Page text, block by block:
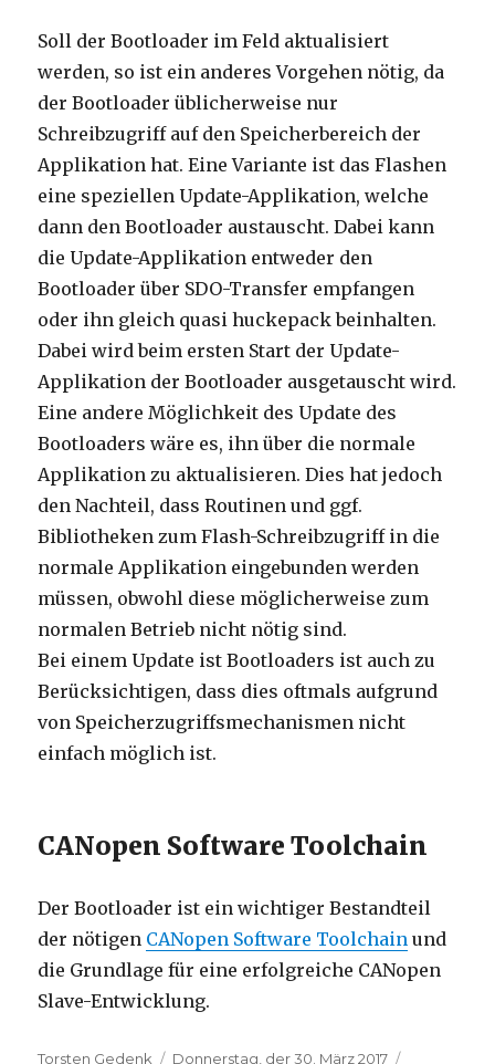
Soll der Bootloader im Feld aktualisiert
werden, so ist ein anderes Vorgehen nötig, da
der Bootloader üblicherweise nur
Schreibzugriff auf den Speicherbereich der
Applikation hat. Eine Variante ist das Flashen
eine speziellen Update-Applikation, welche
dann den Bootloader austauscht. Dabei kann
die Update-Applikation entweder den
Bootloader über SDO-Transfer empfangen
oder ihn gleich quasi huckepack beinhalten.
Dabei wird beim ersten Start der Update-
Applikation der Bootloader ausgetauscht wird.
Eine andere Möglichkeit des Update des
Bootloaders wäre es, ihn über die normale
Applikation zu aktualisieren. Dies hat jedoch
den Nachteil, dass Routinen und ggf.
Bibliotheken zum Flash-Schreibzugriff in die
normale Applikation eingebunden werden
müssen, obwohl diese möglicherweise zum
normalen Betrieb nicht nötig sind.
Bei einem Update ist Bootloaders ist auch zu
Berücksichtigen, dass dies oftmals aufgrund
von Speicherzugriffsmechanismen nicht
einfach möglich ist.
CANopen Software Toolchain
Der Bootloader ist ein wichtiger Bestandteil
der nötigen CANopen Software Toolchain und
die Grundlage für eine erfolgreiche CANopen
Slave-Entwicklung.
Autor
Torsten Gedenk Veröffentlicht
Donnerstag, der 30. März 2017